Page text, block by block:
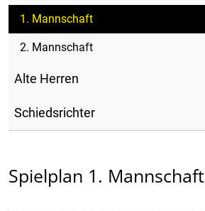
1. Mannschaft
2. Mannschaft
Alte Herren
Schiedsrichter
Spielplan 1. Mannschaft